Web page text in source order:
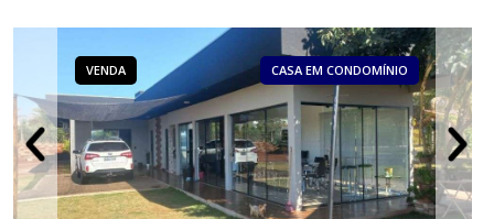
VENDA CASA EM CONDOMÍNIO